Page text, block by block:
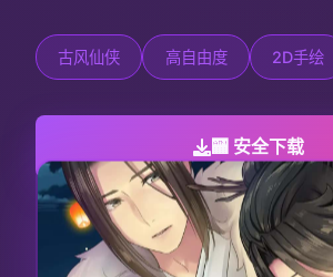
古风仙侠 高自由度 2D手绘
🏧 安全下载